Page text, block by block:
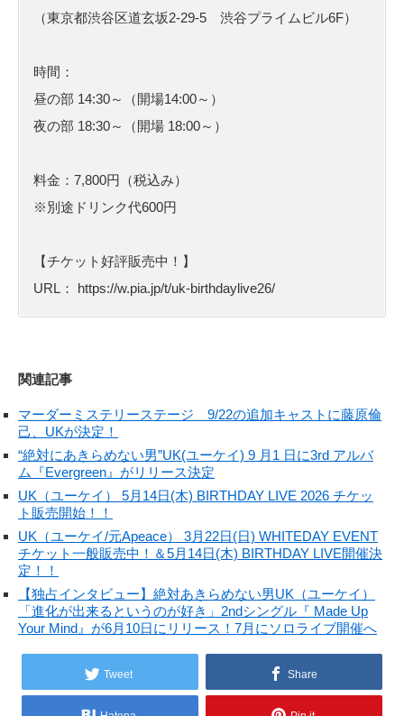
（東京都渋谷区道玄坂2-29-5 渋谷プライムビル6F）
時間：
昼の部 14:30～（開場14:00～）
夜の部 18:30～（開場 18:00～）
料金：7,800円（税込み）
※別途ドリンク代600円
【チケット好評販売中！】
URL： https://w.pia.jp/t/uk-birthdaylive26/
関連記事
マーダーミステリーステージ 9/22の追加キャストに藤原倫
己、UKが決定！
“絶対にあきらめない男”UK(ユーケイ) 9 月1 日に3rd アルバ
ム『Evergreen』がリリース決定
UK（ユーケイ） 5月14日(木) BIRTHDAY LIVE 2026 チケッ
ト販売開始！！
UK（ユーケイ/元Apeace） 3月22日(日) WHITEDAY EVENT
チケット一般販売中！＆5月14日(木) BIRTHDAY LIVE開催決
定！！
【独占インタビュー】絶対あきらめない男UK（ユーケイ）
「進化が出来るというのが好き」2ndシングル『 Made Up
Your Mind』が6月10日にリリース！7月にソロライブ開催へ
Tweet Share